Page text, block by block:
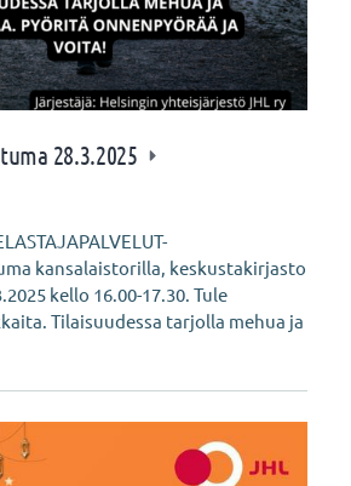
28.3.2025
kansalaistorilla, keskustakirjasto
kello 16.00-17.30. Tule
Tilaisuudessa tarjolla mehua ja